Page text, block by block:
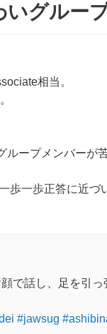
グルー
相当。
ープメンバーが
歩一歩正答に近
で話し、足を引
#jawsug